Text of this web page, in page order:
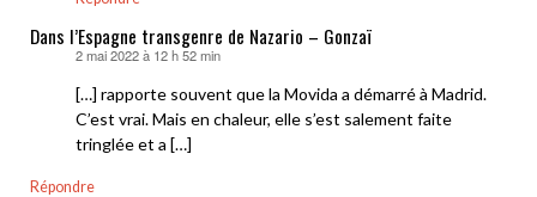
Dans l’Espagne transgenre de Nazario – Gonzaï
2 mai 2022 à 12 h 52 min
[…] rapporte souvent que la Movida a démarré à Madrid.
C’est vrai. Mais en chaleur, elle s’est salement faite
tringlée et a […]
Répondre